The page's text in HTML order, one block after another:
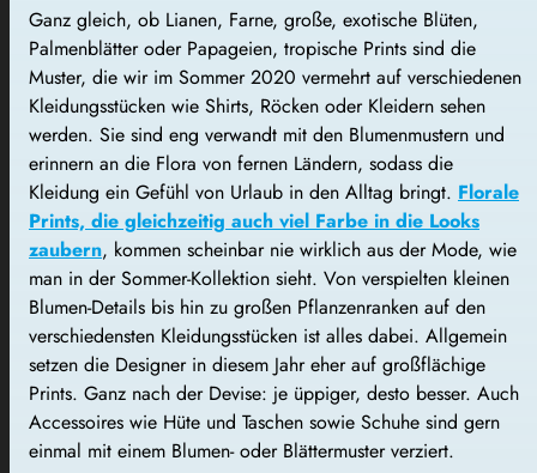
Ganz gleich, ob Lianen, Farne, große, exotische Blüten,
Palmenblätter oder Papageien, tropische Prints sind die
Muster, die wir im Sommer 2020 vermehrt auf verschiedenen
Kleidungsstücken wie Shirts, Röcken oder Kleidern sehen
werden. Sie sind eng verwandt mit den Blumenmustern und
erinnern an die Flora von fernen Ländern, sodass die
Kleidung ein Gefühl von Urlaub in den Alltag bringt. Florale
Prints, die gleichzeitig auch viel Farbe in die Looks
zaubern, kommen scheinbar nie wirklich aus der Mode, wie
man in der Sommer-Kollektion sieht. Von verspielten kleinen
Blumen-Details bis hin zu großen Pflanzenranken auf den
verschiedensten Kleidungsstücken ist alles dabei. Allgemein
setzen die Designer in diesem Jahr eher auf großflächige
Prints. Ganz nach der Devise: je üppiger, desto besser. Auch
Accessoires wie Hüte und Taschen sowie Schuhe sind gern
einmal mit einem Blumen- oder Blättermuster verziert.